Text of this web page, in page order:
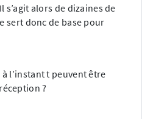
alors de dizaines de
sert donc de base pour
à l’instant t peuvent être
?